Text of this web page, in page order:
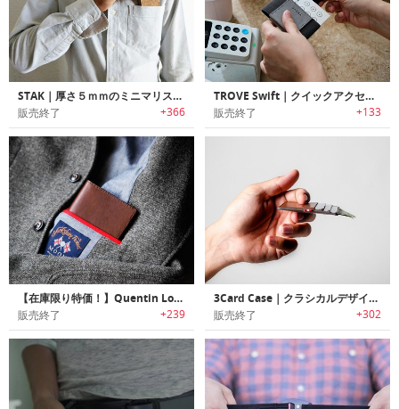
STAK｜厚さ５ｍｍのミニマリストデザインコルクウォレット「スタック」
販売終了 +366
TROVE Swift｜クイックアクセス可能なスリムウォレット/カードケース「トローブスイフト」
販売終了 +133
【在庫限り特価！】Quentin Long Wallet｜洗練されたスリムデザインロングウォレット
販売終了 +239
3Card Case｜クラシカルデザインミニマルカードケース「スリーカードケース」
販売終了 +302